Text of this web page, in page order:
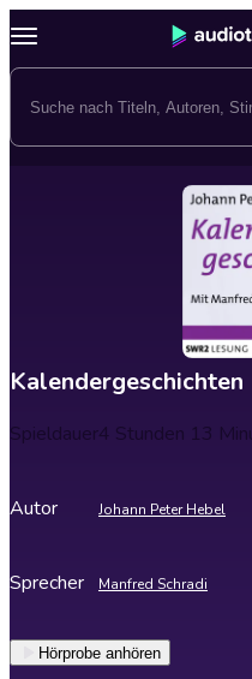
Kalendergeschichten
Spieldauer4 Stunden 13
Autor Johann Peter Hebel
Sprecher Manfred Schradi
Hörprobe anhören